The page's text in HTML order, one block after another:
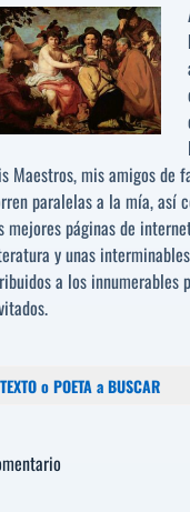
Maestros, mis amigos de
paralelas a la mía, así
mejores páginas de
y unas
a los innumerables